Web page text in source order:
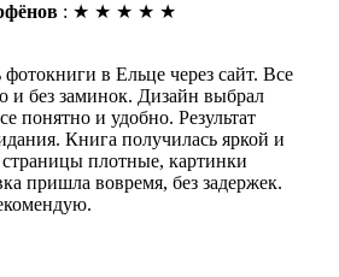
: ★ ★ ★ ★ ★
фотокниги в Ельце через сайт. Все
и без заминок. Дизайн выбрал
понятно и удобно. Результат
Книга получилась яркой и
страницы плотные, картинки
пришла вовремя, без задержек.